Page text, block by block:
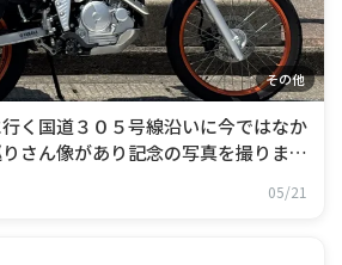
その他
く国道３０５号線沿いに今ではなか
さん像があり記念の写真を撮りまし
がらも今だに元気にたたれている姿
05/21